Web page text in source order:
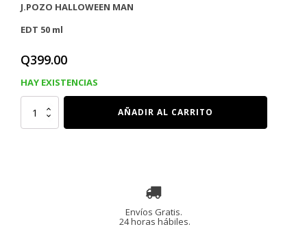
J.POZO HALLOWEEN MAN
EDT 50 ml
Q399.00
HAY EXISTENCIAS
HALLOWEEN
EDT
AÑADIR AL CARRITO
Envíos Gratis.
24 horas hábiles.